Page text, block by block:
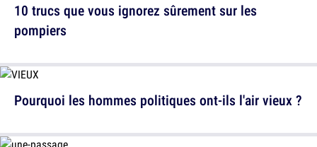
10 trucs que vous ignorez sûrement sur les
pompiers
Pourquoi les hommes politiques ont-ils l'air vieux ?